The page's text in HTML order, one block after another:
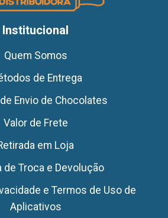
Institucional
Quem Somos
de Entrega
Envio de Chocolates
Valor de Frete
em Loja
de Troca e Devolução
e Termos de Uso de
Aplicativos